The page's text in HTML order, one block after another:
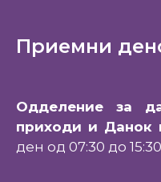
Приемни
Одделение за
приходи и Данок
ден од 07:30 до